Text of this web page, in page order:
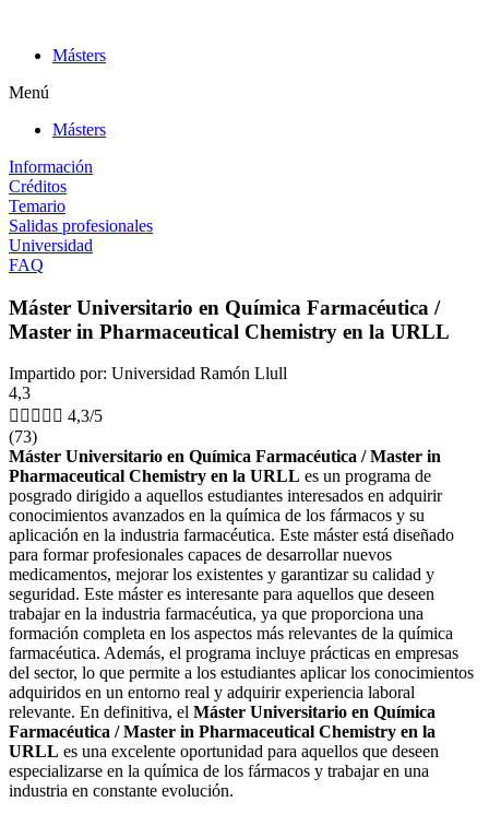
contenidoMásters
Menú
Másters
Información
Créditos
Temario
Salidas profesionales
Universidad
FAQ
Máster Universitario en Química Farmacéutica /
Master in Pharmaceutical Chemistry en la URLL
Impartido por: Universidad Ramón Llull
4,3
     4,3/5
(73)
Máster Universitario en Química Farmacéutica / Master in
Pharmaceutical Chemistry en la URLL es un programa de
posgrado dirigido a aquellos estudiantes interesados en adquirir
conocimientos avanzados en la química de los fármacos y su
aplicación en la industria farmacéutica. Este máster está diseñado
para formar profesionales capaces de desarrollar nuevos
medicamentos, mejorar los existentes y garantizar su calidad y
seguridad. Este máster es interesante para aquellos que deseen
trabajar en la industria farmacéutica, ya que proporciona una
formación completa en los aspectos más relevantes de la química
farmacéutica. Además, el programa incluye prácticas en empresas
del sector, lo que permite a los estudiantes aplicar los conocimientos
adquiridos en un entorno real y adquirir experiencia laboral
relevante. En definitiva, el Máster Universitario en Química
Farmacéutica / Master in Pharmaceutical Chemistry en la
URLL es una excelente oportunidad para aquellos que deseen
especializarse en la química de los fármacos y trabajar en una
industria en constante evolución.